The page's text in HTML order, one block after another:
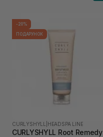
-20%
ПОДАРУНОК
CURLYSHYLL HEADSPA LINE
CURLYSHYLL Root Remedy